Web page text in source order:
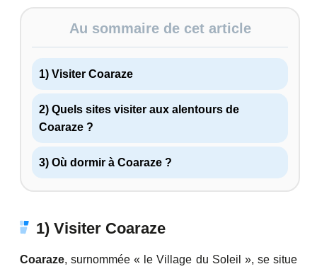
Au sommaire de cet article
1) Visiter Coaraze
2) Quels sites visiter aux alentours de
Coaraze ?
3) Où dormir à Coaraze ?
1) Visiter Coaraze
Coaraze, surnommée « le Village du Soleil », se situe